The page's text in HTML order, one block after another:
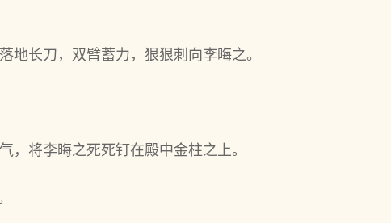
地长刀，双臂蓄力，狠狠刺向李晦之。
，将李晦之死死钉在殿中金柱之上。